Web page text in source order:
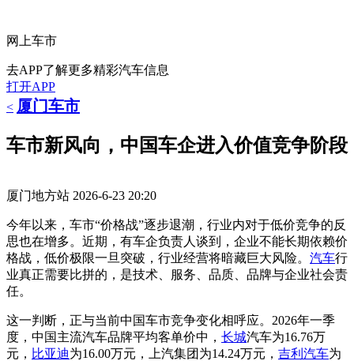
网上车市
去APP了解更多精彩汽车信息
打开APP
< 厦门车市
车市新风向，中国车企进入价值竞争阶段
厦门地方站 2026-6-23 20:20
今年以来，车市“价格战”逐步退潮，行业内对于低价竞争的反
思也在增多。近期，有车企负责人谈到，企业不能长期依赖价
格战，低价极限一旦突破，行业经营将暗藏巨大风险。 汽车行
业真正需要比拼的，是技术、服务、品质、品牌与企业社会责
任。
这一判断，正与当前中国车市竞争变化相呼应。2026年一季
度，中国主流汽车品牌平均客单价中， 长城汽车为16.76万
元， 比亚迪为16.00万元，上汽集团为14.24万元， 吉利汽车为